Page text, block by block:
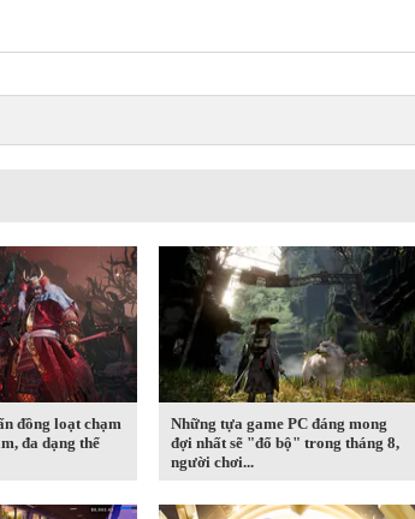
đồng loạt chạm
đa dạng thể
Những tựa game PC đáng mong
đợi nhất sẽ "đổ bộ" trong tháng 8,
người chơi...